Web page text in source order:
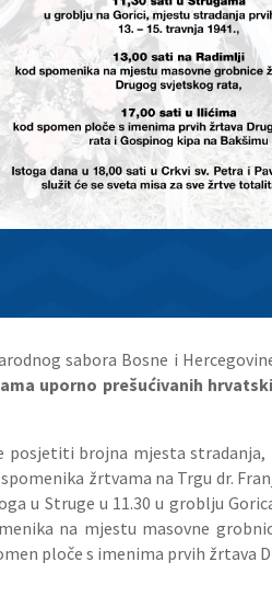
sabora Bosne i
uporno prešućivanih
posjetiti brojna mjesta
žrtvama na Trgu dr.
u Struge u 11.30 u groblju
na mjestu masovne
ploče s imenima prvih žrtava